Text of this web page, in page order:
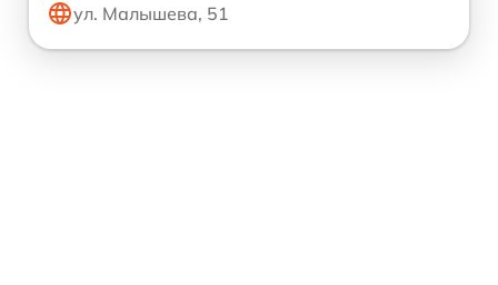
ул. Малышева, 51